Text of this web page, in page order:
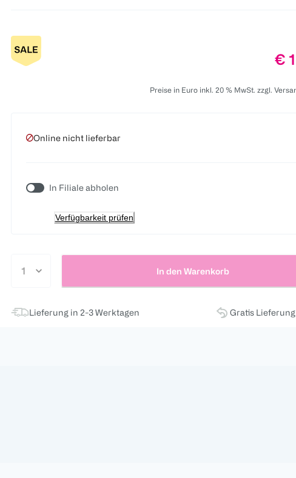
€
Preise in Euro inkl. 20 % MwSt. zzgl.
Online nicht lieferbar
In Filiale abholen
Verfügbarkeit prüfen
In den Warenkorb
Lieferung in 2-3 Werktagen Gratis